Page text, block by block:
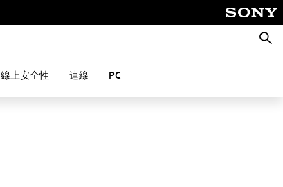
搜
尋
線上安全性 連線 PC